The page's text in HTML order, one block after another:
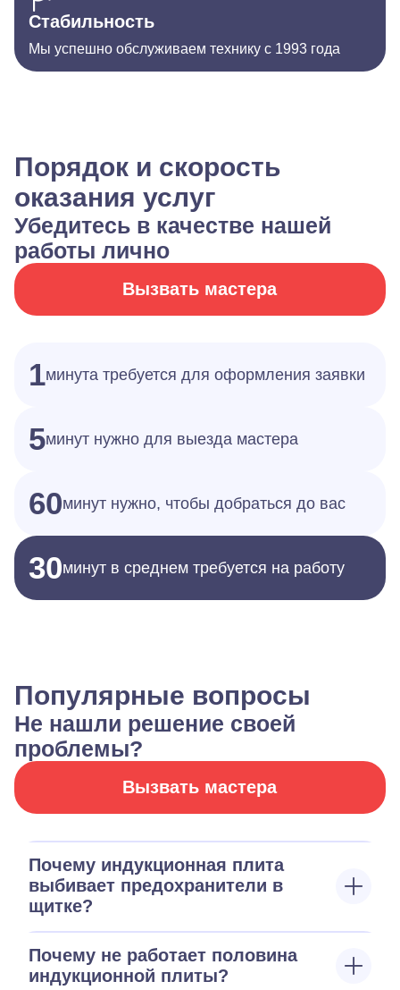
Стабильность
Мы успешно обслуживаем технику с 1993 года
Порядок и скорость
оказания услуг
Убедитесь в качестве нашей
работы лично
Вызвать мастера
1минута требуется для оформления заявки
5минут нужно для выезда мастера
60минут нужно, чтобы добраться до вас
30минут в среднем требуется на работу
Популярные вопросы
Не нашли решение своей
проблемы?
Вызвать мастера
Почему индукционная плита
выбивает предохранители в
щитке?
Почему не работает половина
индукционной плиты?